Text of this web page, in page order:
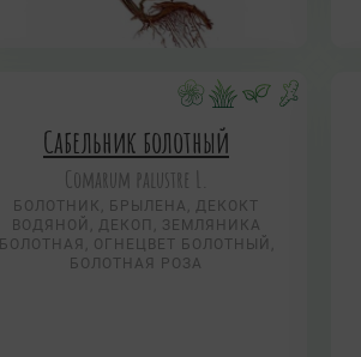
Сабельник болотный
Comarum palustre L.
БОЛОТНИК, БРЫЛЕНА, ДЕКОКТ
ВОДЯНОЙ, ДЕКОП, ЗЕМЛЯНИКА
БОЛОТНАЯ, ОГНЕЦВЕТ БОЛОТНЫЙ,
БОЛОТНАЯ РОЗА